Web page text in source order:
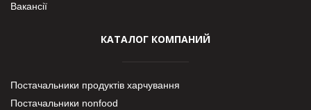
Вакансії
КАТАЛОГ КОМПАНИЙ
Постачальники продуктів харчування
Постачальники nonfood